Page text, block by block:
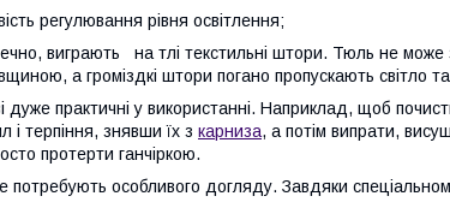
регулювання рівня освітлення;
виграють на тлі текстильні штори. Тюль не може
а громіздкі штори погано пропускають світло та
дуже практичні у використанні. Наприклад, щоб
і терпіння, знявши їх з карниза, а потім випрати,
протерти ганчіркою.
потребують особливого догляду. Завдяки